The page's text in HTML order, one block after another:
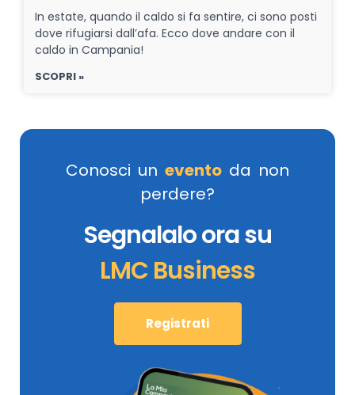
In estate, quando il caldo si fa sentire, ci sono posti
dove rifugiarsi dall’afa. Ecco dove andare con il
caldo in Campania!
SCOPRI »
Conosci un evento da non
perdere?
Segnalalo ora su
LMC Business
Registrati